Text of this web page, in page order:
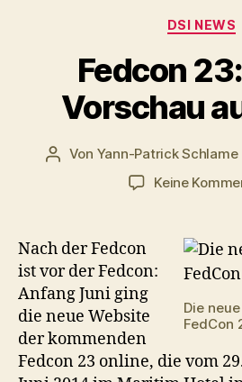
DSI NEWS
Fedcon
Vorschau
Beitragsautor
Von Yann-Patrick Schlame
Keine
Die
FedCon
Nach der Fedcon
ist vor der Fedcon:
Anfang Juni ging
die neue Website
der kommenden
Fedcon 23 online, die vom